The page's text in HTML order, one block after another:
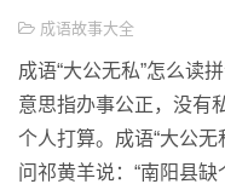
成语故事大全
成语“大公无私”怎么读
意思指办事公正，没有
个人打算。成语“大公
问祁黄羊说：“南阳县